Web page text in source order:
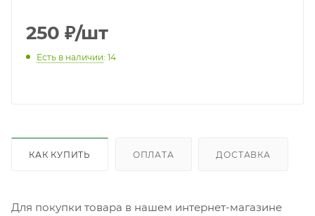
250 ₽/шт
Есть в наличии: 14
КАК КУПИТЬ ОПЛАТА ДОСТАВКА
Для покупки товара в нашем интернет-магазине